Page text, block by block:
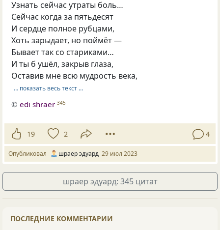
Узнать сейчас утраты боль…
Сейчас когда за пятьдесят
И сердце полное рубцами,
Хоть зарыдает, но поймёт —
Бывает так со стариками…
И ты б ушёл, закрыв глаза,
Оставив мне всю мудрость века,
… показать весь текст …
©edi shraer 345
19 2 4
Опубликовал шраер эдуард 29 июл 2023
шраер эдуард: 345 цитат
ПОСЛЕДНИЕ КОММЕНТАРИИ